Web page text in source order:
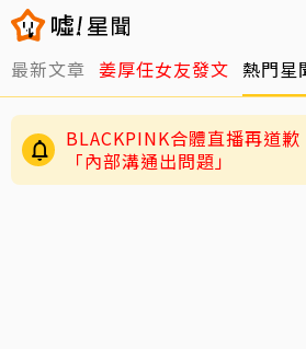
最新文章 姜厚任女友發文 熱門星
BLACKPINK合體直播再道
「內部溝通出問題」